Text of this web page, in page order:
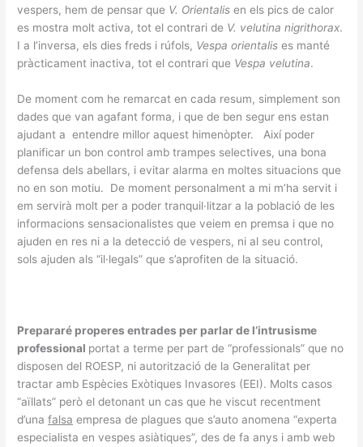
vespers, hem de pensar que V. Orientalis en els pics de calor
es mostra molt activa, tot el contrari de V. velutina nigrithorax.
I a l’inversa, els dies freds i rúfols, Vespa orientalis es manté
pràcticament inactiva, tot el contrari que Vespa velutina.
De moment com he remarcat en cada resum, simplement son
dades que van agafant forma, i que de ben segur ens estan
ajudant a entendre millor aquest himenòpter. Així poder
planificar un bon control amb trampes selectives, una bona
defensa dels abellars, i evitar alarma en moltes situacions que
no en son motiu. De moment personalment a mi m’ha servit i
em servirà molt per a poder tranquil·litzar a la població de les
informacions sensacionalistes que veiem en premsa i que no
ajuden en res ni a la detecció de vespers, ni al seu control,
sols ajuden als “il·legals” que s’aprofiten de la situació.
Prepararé properes entrades per parlar de l’intrusisme
professional portat a terme per part de “professionals” que no
disposen del ROESP, ni autorització de la Generalitat per
tractar amb Espècies Exòtiques Invasores (EEI). Molts casos
“aïllats” però el detonant un cas que he viscut recentment
d’unafalsa empresa de plagues que s’auto anomena “experta
especialista en vespes asiàtiques”, des de fa anys i amb web